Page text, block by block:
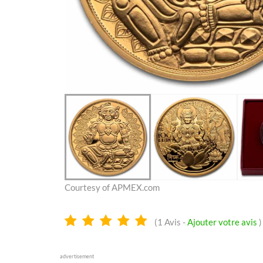
Courtesy of APMEX.com
5.0
(1 Avis - Ajouter votre avis )
advertisement